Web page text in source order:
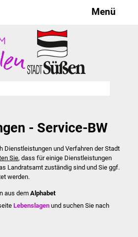
Menü
Stadt & Politik
Bürgermeister
Ausschüsse
Ratsinformationssystem
Jugendbeirat
Summerrockfestival
- Service-BW
Dienstleistungen und Verfahren der Stadt
Sie, dass für einige Dienstleistungen
Landratsamt zuständig sind und Sie ggf.
werden.
aus dem Alphabet
Lebenslagen und suchen Sie nach